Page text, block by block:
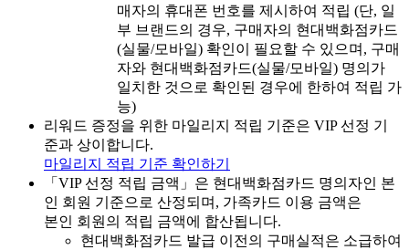
매자의 휴대폰 번호를 제시하여 적립 (단, 일
부 브랜드의 경우, 구매자의 현대백화점카드
(실물/모바일) 확인이 필요할 수 있으며, 구매
자와 현대백화점카드(실물/모바일) 명의가
일치한 것으로 확인된 경우에 한하여 적립 가
능)
리워드 증정을 위한 마일리지 적립 기준은 VIP 선정 기
준과 상이합니다.
마일리지 적립 기준 확인하기
「VIP 선정 적립 금액」은 현대백화점카드 명의자인 본
인 회원 기준으로 산정되며, 가족카드 이용 금액은
본인 회원의 적립 금액에 합산됩니다.
현대백화점카드 발급 이전의 구매실적은 소급하여